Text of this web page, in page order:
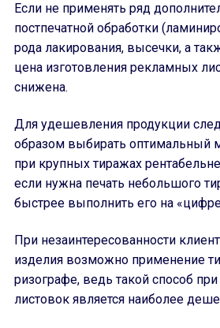
Если не применять ряд
постпечатной обработки
рода лакирования, высечки, а
цена изготовления рекламных
снижена.
Для удешевления продукции
образом выбирать оптимальный
при крупных тиражах
если нужна печать небольшого
быстрее выполнить его на
При незаинтересованности
изделия возможно применение
ризографе, ведь такой способ
листовок является наиболее